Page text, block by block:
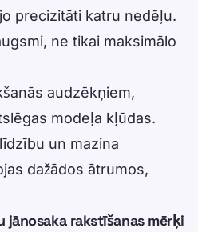
precizitāti katru nedēļu.
ne tikai maksimālo
audzēkņiem,
modeļa kļūdas.
un mazina
dažādos ātrumos,
jānosaka rakstīšanas mērķi